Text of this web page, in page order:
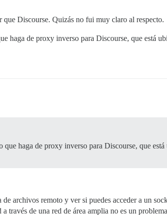
que Discourse. Quizás no fui muy claro al respecto.
haga de proxy inverso para Discourse, que está
haga de proxy inverso para Discourse, que
archivos remoto y ver si puedes acceder a un
través de una red de área amplia no es un